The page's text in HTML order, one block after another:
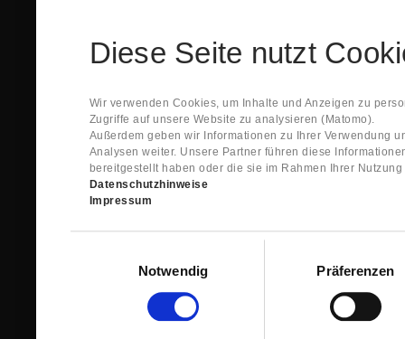
Diese Seite nutzt
Wir verwenden Cookies, um Inhalte und Anzeigen zu
Zugriffe auf unsere Website zu analysieren (Matomo).
Außerdem geben wir Informationen zu Ihrer Verwendung
Analysen weiter. Unsere Partner führen diese
bereitgestellt haben oder die sie im Rahmen Ihrer
Datenschutzhinweise
Impressum
Notwendig
Präferenzen